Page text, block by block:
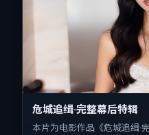
危城追缉·完整幕后特辑
本片为电影作品《危城追缉·